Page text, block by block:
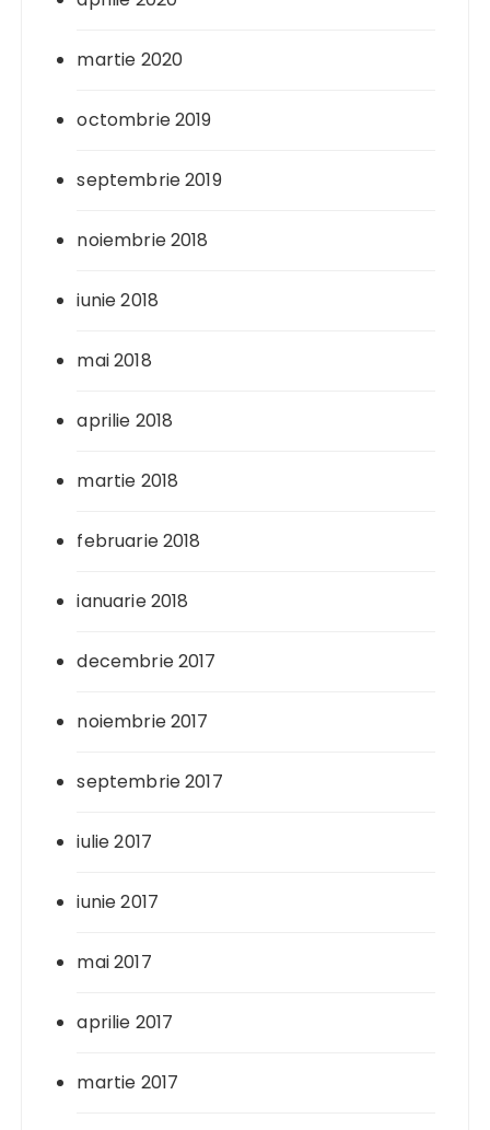
martie 2020
octombrie 2019
septembrie 2019
noiembrie 2018
iunie 2018
mai 2018
aprilie 2018
martie 2018
februarie 2018
ianuarie 2018
decembrie 2017
noiembrie 2017
septembrie 2017
iulie 2017
iunie 2017
mai 2017
aprilie 2017
martie 2017